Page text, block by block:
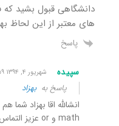
دانشگاهی قبول بشید
های معتبر از این لحاظ
پاسخ
سپیده شهریور ۴, ۱۳۹۴ ۸:۵۹ ب٫ظ
پاسخ بهبهزاد
انشالله اقا بهزاد
math و or عزیز التماس دعا